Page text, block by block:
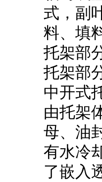
式，
料、
托架
托架部
中开式
由托架体
母
有水冷
了嵌入